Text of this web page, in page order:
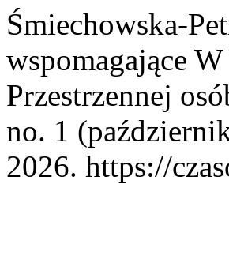
Śmiechowska-
wspomagające
Przestrzennej
no. 1
2026. https://